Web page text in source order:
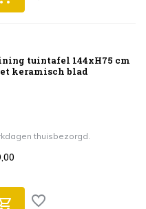
tuintafel 144xH75 cm
keramisch blad
thuisbezorgd.